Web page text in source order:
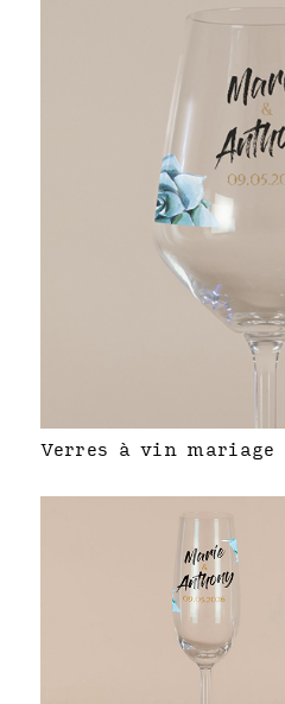
Verres à vin mariage